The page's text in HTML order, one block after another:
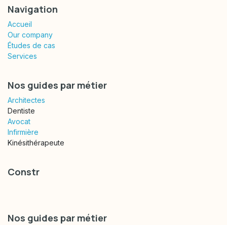
Navigation
Accueil
Our company
Études de cas
Services
Nos guides par métier
Architectes
Dentiste
Avocat
Infirmière
Kinésithérapeute
Constr
Nos guides par métier